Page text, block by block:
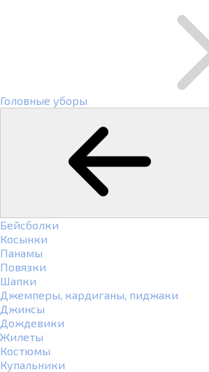
Головные уборы
Бейсболки
Косынки
Панамы
Повязки
Шапки
Джемперы, кардиганы, пиджаки
Джинсы
Дождевики
Жилеты
Костюмы
Купальники